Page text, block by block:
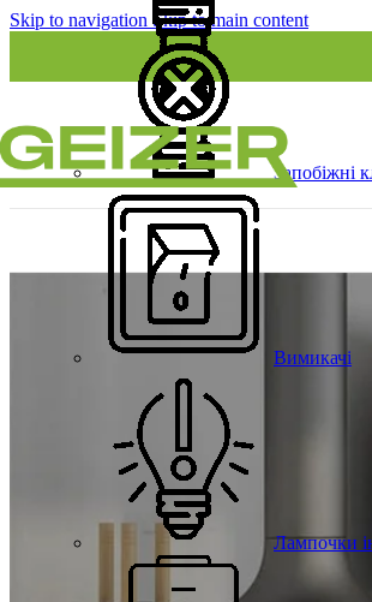
Skip to navigation Skip to main content
Запобіжні
Вимикачі
Лампочки